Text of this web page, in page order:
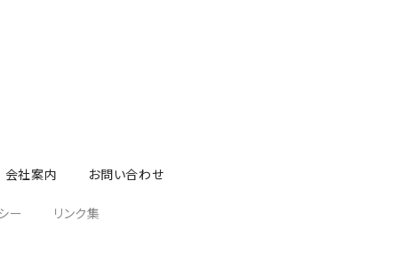
会社案内 お問い合わせ
ー リンク集